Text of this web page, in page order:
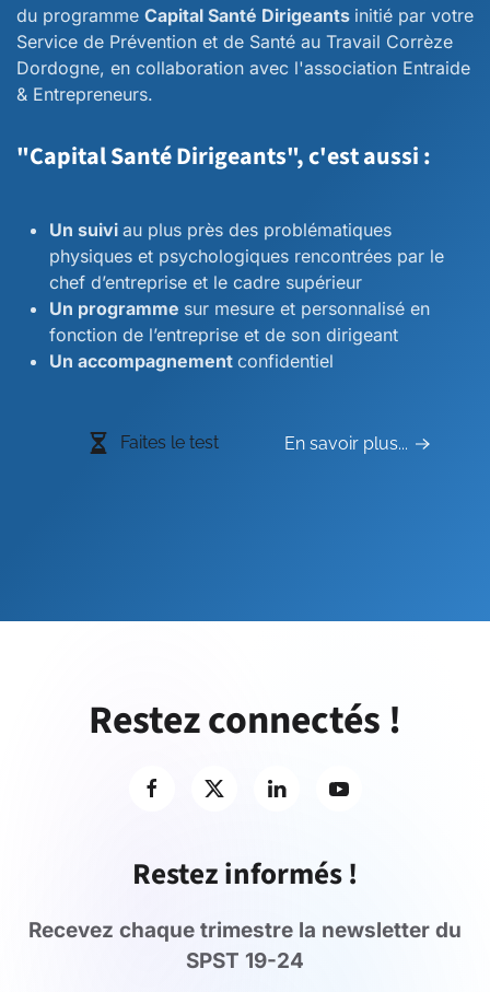
du programme Capital Santé Dirigeants initié par votre
Service de Prévention et de Santé au Travail Corrèze
Dordogne, en collaboration avec l'association Entraide
& Entrepreneurs.
"Capital Santé Dirigeants", c'est aussi :
Un suivi au plus près des problématiques
physiques et psychologiques rencontrées par le
chef d’entreprise et le cadre supérieur
Un programme sur mesure et personnalisé en
fonction de l’entreprise et de son dirigeant
Un accompagnement confidentiel
Faites le test En savoir plus...
Restez connectés !
Restez informés !
Recevez chaque trimestre la newsletter du
SPST 19-24